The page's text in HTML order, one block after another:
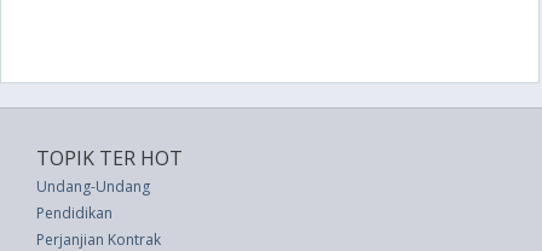
TOPIK TER HOT
Undang-Undang
Pendidikan
Perjanjian Kontrak